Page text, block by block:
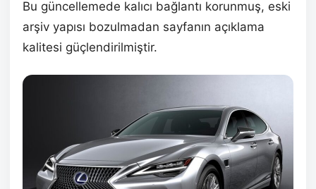
Bu güncellemede kalıcı bağlantı korunmuş, eski
arşiv yapısı bozulmadan sayfanın açıklama
kalitesi güçlendirilmiştir.